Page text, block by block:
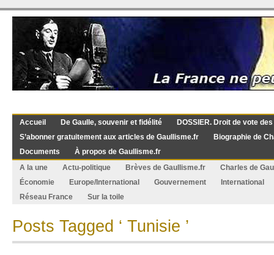
Accueil De Gaulle, souvenir et fidélité
DOSSIER. Droit de vote
S’abonner gratuitement aux articles de Gaullisme.fr
Biographie de
Documents
À propos de Gaullisme.fr
A la une
Actu-politique Brèves de Gaullisme.fr
Charles de
Économie
Europe/International Gouvernement
International
Réseau France
Sur la toile
Posts Tagged ‘ Tunisie ’